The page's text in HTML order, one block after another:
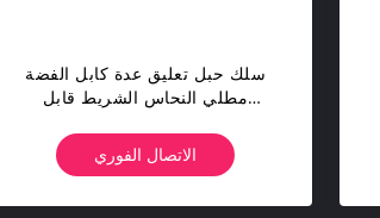
سلك حبل تعليق عدة كابل الفضة
مطلي النحاس الشريط قابل
الاتصال الفوري